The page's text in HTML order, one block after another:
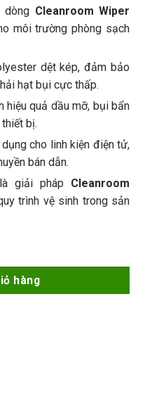
dòng Cleanroom Wiper
môi trường phòng sạch
dệt kép, đảm bảo
hạt bụi cực thấp.
hiệu quả dầu mỡ, bụi bẩn
bị.
cho linh kiện điện tử,
bán dẫn.
giải pháp Cleanroom
trình vệ sinh trong sản
Wiper, lau màn hình -
hàng